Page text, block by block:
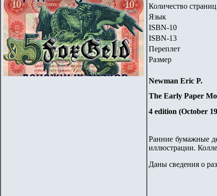
Количество страниц
Язык
ISBN-10
ISBN-13
Переплет
Размер
Newman Eric P.
The Early Paper
4 edition (October
Ранние бумажные
иллюстрации.
Даны сведения о